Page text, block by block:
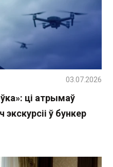
ці атрымаў
ў бункер
03.07.2026